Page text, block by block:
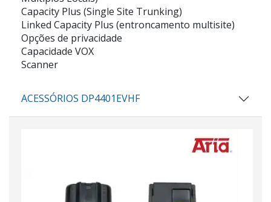
Capacity Plus (Single Site Trunking)
Linked Capacity Plus (entroncamento multisite)
Opções de privacidade
Capacidade VOX
Scanner
ACESSÓRIOS DP4401EVHF